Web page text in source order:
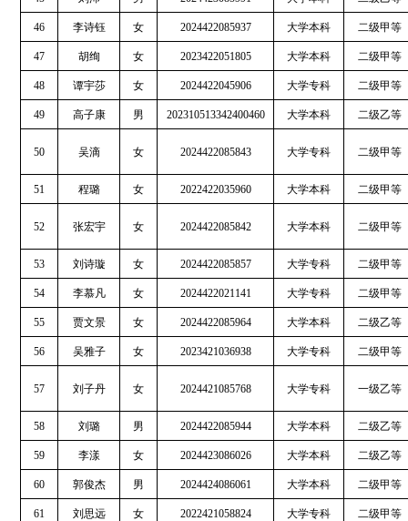
46 李诗钰 女 2024422085937 大学本科 二级甲等
47 胡绚 女 2023422051805 大学本科 二级甲等
48 谭宇莎 女 2024422045906 大学专科 二级甲等
49 高子康 男 202310513342400460 大学本科 二级乙等
50 吴滴 女 2024422085843 大学专科 二级甲等
51 程璐 女 2022422035960 大学本科 二级甲等
52 张宏宇 女 2024422085842 大学本科 二级甲等
53 刘诗璇 女 2024422085857 大学专科 二级甲等
54 李慕凡 女 2024422021141 大学专科 二级甲等
55 贾文景 女 2024422085964 大学本科 二级乙等
56 吴雅子 女 2023421036938 大学专科 二级甲等
57 刘子丹 女 2024421085768 大学专科 一级乙等
58 刘璐 男 2024422085944 大学本科 二级乙等
59 李漾 女 2024423086026 大学本科 二级乙等
60 郭俊杰 男 2024424086061 大学本科 二级甲等
61 刘思远 女 2022421058824 大学专科 二级甲等